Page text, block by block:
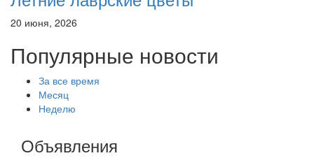
20 июня, 2026
Популярные новости
За все время
Месяц
Неделю
Объявления